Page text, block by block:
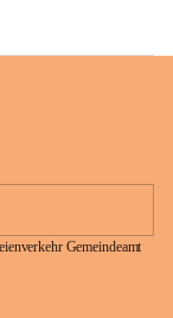
Gemeindeamt